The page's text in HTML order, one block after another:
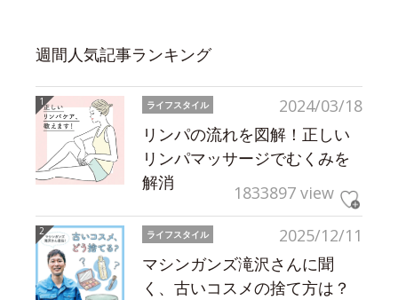
週間人気記事ランキング
2024/03/18
ライフスタイル
リンパの流れを図解！正しい
リンパマッサージでむくみを
解消
1833897 view
2025/12/11
ライフスタイル
マシンガンズ滝沢さんに聞
く、古いコスメの捨て方は？